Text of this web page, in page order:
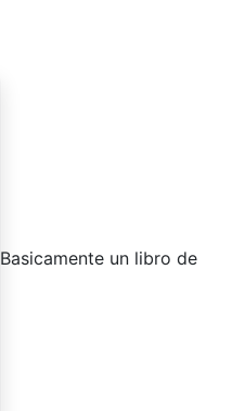
Basicamente un libro de